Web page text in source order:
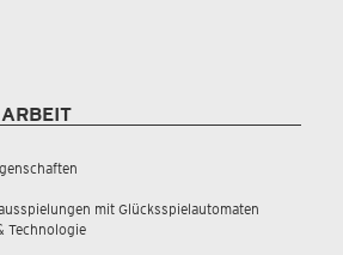
mit Glücksspielautomaten
Technologie